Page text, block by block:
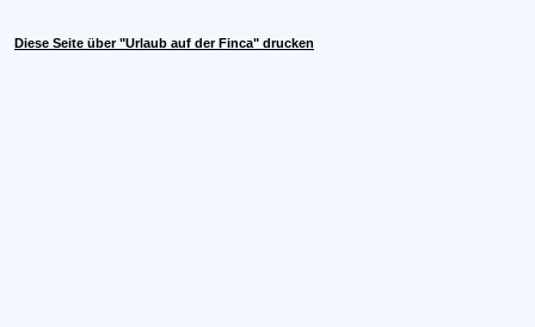
Diese Seite über "Urlaub auf der Finca" drucken